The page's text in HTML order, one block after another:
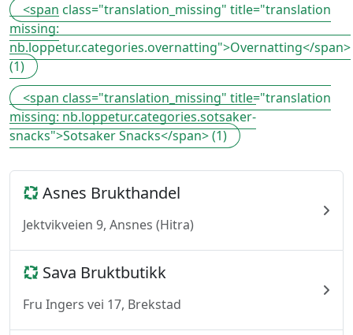
<span class="translation_missing" title="translation
missing:
nb.loppetur.categories.overnatting">Overnatting</span>
(1)
<span class="translation_missing" title="translation
missing: nb.loppetur.categories.sotsaker-
snacks">Sotsaker Snacks</span> (1)
Asnes Brukthandel
Jektvikveien 9, Ansnes (Hitra)
Sava Bruktbutikk
Fru Ingers vei 17, Brekstad